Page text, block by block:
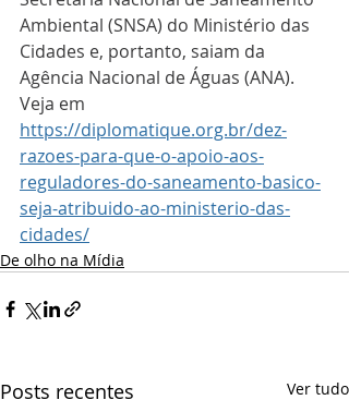
Ambiental (SNSA) do Ministério das
Cidades e, portanto, saiam da
Agência Nacional de Águas (ANA).
Veja em
https://diplomatique.org.br/dez-
razoes-para-que-o-apoio-aos-
reguladores-do-saneamento-basico-
seja-atribuido-ao-ministerio-das-
cidades/
De olho na Mídia
Posts recentes Ver tudo